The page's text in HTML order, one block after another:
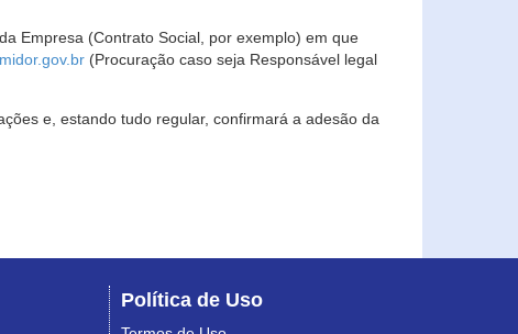
Empresa (Contrato Social, por exemplo) em que
(Procuração caso seja Responsável legal
e, estando tudo regular, confirmará a adesão da
Política de Uso